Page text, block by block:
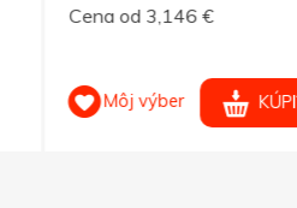
Cena od 3,146 €
Môj výber KÚPIŤ